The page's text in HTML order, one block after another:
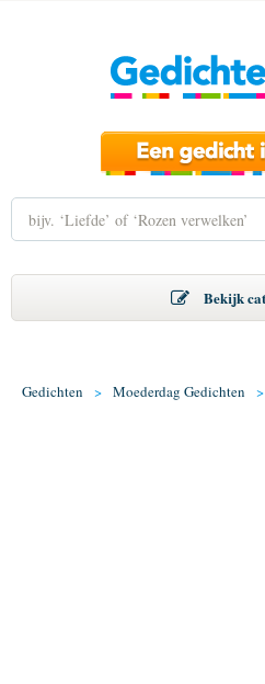
Bekijk
Gedichten > Moederdag Gedichten >